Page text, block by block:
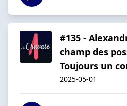
#135 -
champ des
Toujours un
2025-05-01